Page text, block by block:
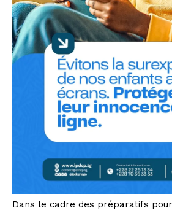
Dans le cadre des préparatifs